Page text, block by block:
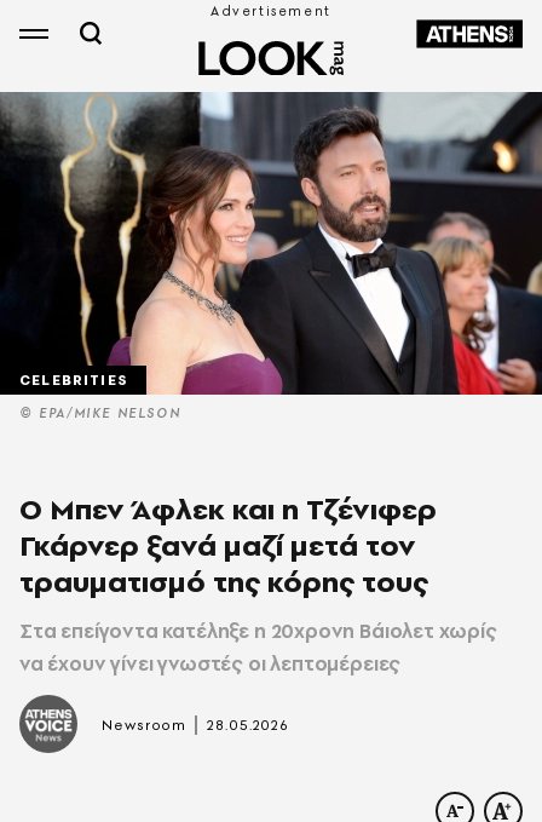
© ΕΡΑ/MIKE NELSON
CELEBRITIES
Ο Μπεν Άφλεκ και η Τζένιφερ
Γκάρνερ ξανά μαζί μετά τον
τραυματισμό της κόρης τους
Στα επείγοντα κατέληξε η 20χρονη Βάιολετ χωρίς
να έχουν γίνει γνωστές οι λεπτομέρειες
Newsroom |28.05.2026